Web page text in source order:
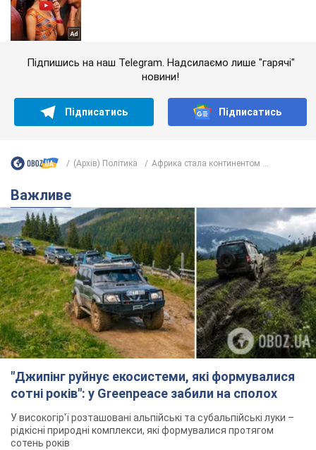
Підпишись на наш Telegram. Надсилаємо лише "гарячі"
новини!
Підписатись Підписатись
(Архів) Політика Африка стала континентом ...
Важливе
"Джипінг руйнує екосистеми, які формувалися
сотні років": у Greenpeace забили на сполох
У високогір'ї розташовані альпійські та субальпійські луки –
рідкісні природні комплекси, які формувалися протягом
сотень років